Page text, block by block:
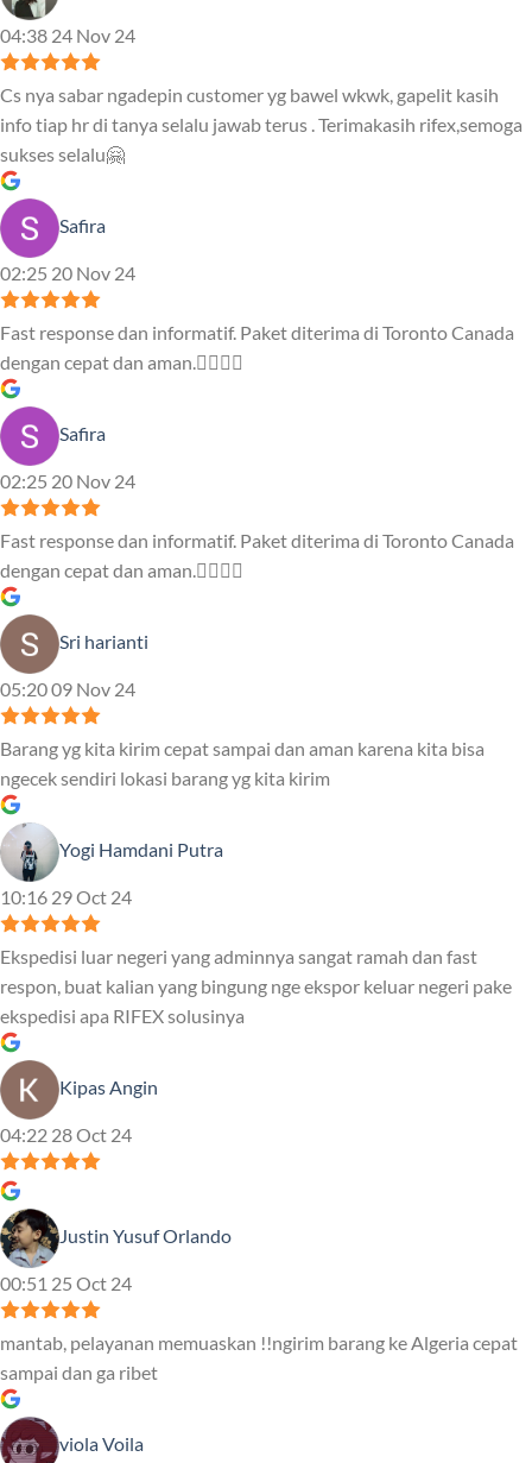
04:38 24 Nov 24
Cs nya sabar ngadepin customer yg bawel wkwk, gapelit kasih
info tiap hr di tanya selalu jawab terus . Terimakasih rifex,semoga
sukses selalu🤗
Safira
02:25 20 Nov 24
Fast response dan informatif. Paket diterima di Toronto Canada
dengan cepat dan aman.👍🏻👍🏻
Safira
02:25 20 Nov 24
Fast response dan informatif. Paket diterima di Toronto Canada
dengan cepat dan aman.👍🏻👍🏻
Sri harianti
05:20 09 Nov 24
Barang yg kita kirim cepat sampai dan aman karena kita bisa
ngecek sendiri lokasi barang yg kita kirim
Yogi Hamdani Putra
10:16 29 Oct 24
Ekspedisi luar negeri yang adminnya sangat ramah dan fast
respon, buat kalian yang bingung nge ekspor keluar negeri pake
ekspedisi apa RIFEX solusinya
Kipas Angin
04:22 28 Oct 24
Justin Yusuf Orlando
00:51 25 Oct 24
mantab, pelayanan memuaskan !!ngirim barang ke Algeria cepat
sampai dan ga ribet
viola Voila